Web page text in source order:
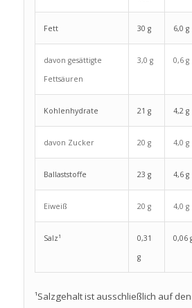
Fett 30 g 6,0 g
davon gesättigte
Fettsäuren
3,0 g 0,6 g
Kohlenhydrate 21 g 4,2 g
davon Zucker 20 g 4,0 g
Ballaststoffe 23 g 4,6 g
Eiweiß 20 g 4,0 g
Salz¹
0,31
g
0,06
¹Salzgehalt ist ausschließlich auf